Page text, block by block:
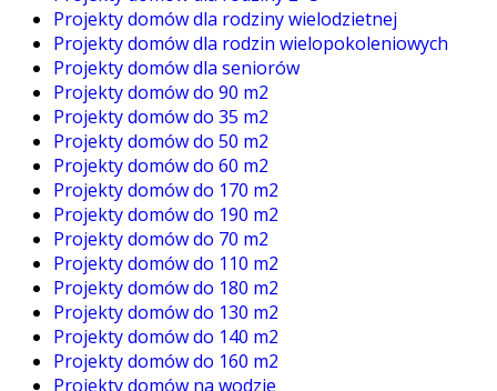
Projekty domów dla rodziny wielodzietnej
Projekty domów dla rodzin wielopokoleniowych
Projekty domów dla seniorów
Projekty domów do 90 m2
Projekty domów do 35 m2
Projekty domów do 50 m2
Projekty domów do 60 m2
Projekty domów do 170 m2
Projekty domów do 190 m2
Projekty domów do 70 m2
Projekty domów do 110 m2
Projekty domów do 180 m2
Projekty domów do 130 m2
Projekty domów do 140 m2
Projekty domów do 160 m2
Projekty domów na wodzie